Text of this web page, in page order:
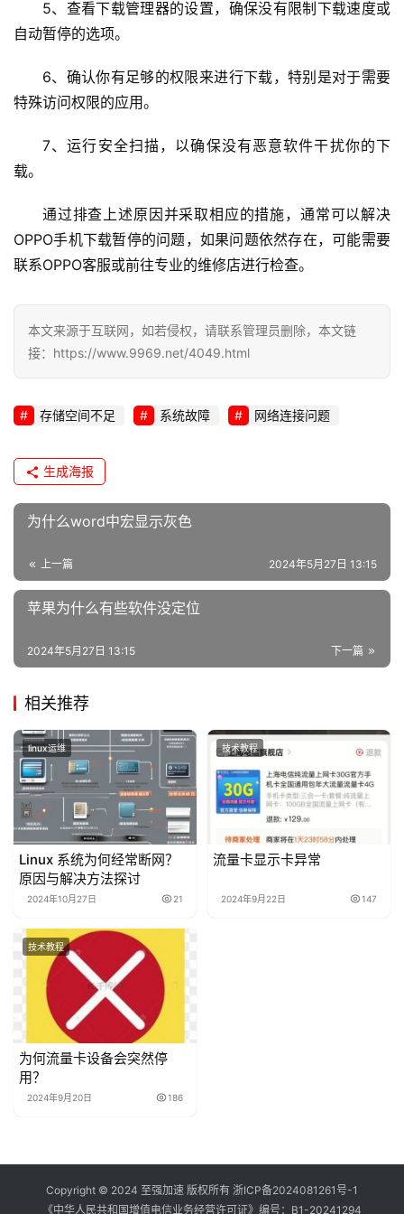
络
n
运
维
5、查看下载管理器的设置，确保没有限制下载速度或
自动暂停的选项。
6、确认你有足够的权限来进行下载，特别是对于需要
特殊访问权限的应用。
7、运行安全扫描，以确保没有恶意软件干扰你的下
载。
通过排查上述原因并采取相应的措施，通常可以解决
OPPO手机下载暂停的问题，如果问题依然存在，可能需要
联系OPPO客服或前往专业的维修店进行检查。
本文来源于互联网，如若侵权，请联系管理员删除，本文链
接：https://www.9969.net/4049.html
存储空间不足 系统故障 网络连接问题
生成海报
为什么word中宏显示灰色
上一篇 2024年5月27日 13:15
苹果为什么有些软件没定位
下一篇
2024年5月27日 13:15
相关推荐
linux运维
Linux 系统为何经常断网？
原因与解决方法探讨
2024年10月27日 21
技术教程
流量卡显示卡异常
2024年9月22日 147
技术教程
为何流量卡设备会突然停
用？
2024年9月20日 186
Copyright © 2024 至强加速 版权所有 浙ICP备2024081261号-1
《中华人民共和国增值电信业务经营许可证》编号： B1-20241294